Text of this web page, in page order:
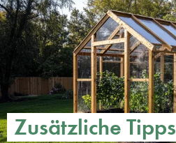
Zusätzliche Tipps